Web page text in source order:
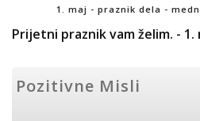
1. maj - praznik dela -
Prijetni praznik vam želim. - 1.
Pozitivne Misli